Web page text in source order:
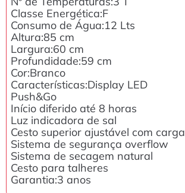
Classe Energética:F
Consumo de Água:12 Lts
Altura:85 cm
Largura:60 cm
Profundidade:59 cm
Cor:Branco
Características:Display LED
Push&Go
Início diferido até 8 horas
Luz indicadora de sal
Cesto superior ajustável com carga
Sistema de segurança overflow
Sistema de secagem natural
Cesto para talheres
Garantia:3 anos